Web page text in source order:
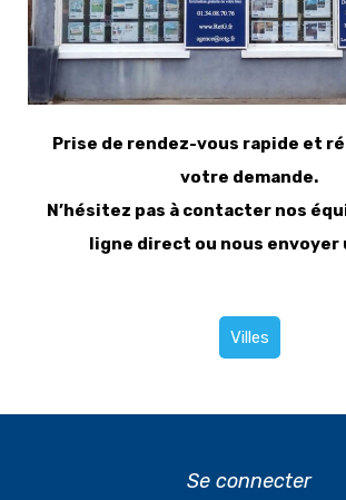
Prise de rendez-vous rapide et
votre demande.
N’hésitez pas à contacter nos
ligne direct ou nous envoyer
Se connecter